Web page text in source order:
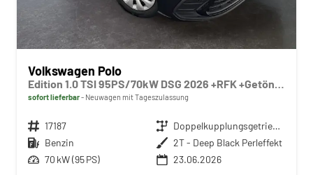
Volkswagen Polo
Edition 1.0 TSI 95PS/70kW DSG 2026 +RFK +Getönte Heckscheiben +TravelAssist +LED
sofort lieferbar Neuwagen mit Tageszulassung
Fahrzeugnr. 17187 Getriebe
Doppelkupplungsgetriebe (DSG)
Kraftstoff Benzin Außenfarbe 2T - Deep Black Perleffekt
Leistung 70 kW (95 PS) 23.06.2026